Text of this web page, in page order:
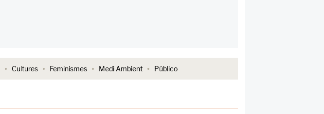
Cultures Feminismes Medi Ambient Público